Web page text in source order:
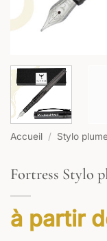
Accueil / Stylo
Fortress Stylo
à partir